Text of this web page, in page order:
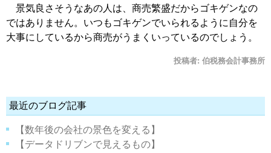
景気良さそうなあの人は、商売繁盛だからゴキゲンなの
ではありません。いつもゴキゲンでいられるように自分を
大事にしているから商売がうまくいっているのでしょう。
投稿者: 伯税務会計事務所
最近のブログ記事
【数年後の会社の景色を変える】
【データドリブンで見えるもの】